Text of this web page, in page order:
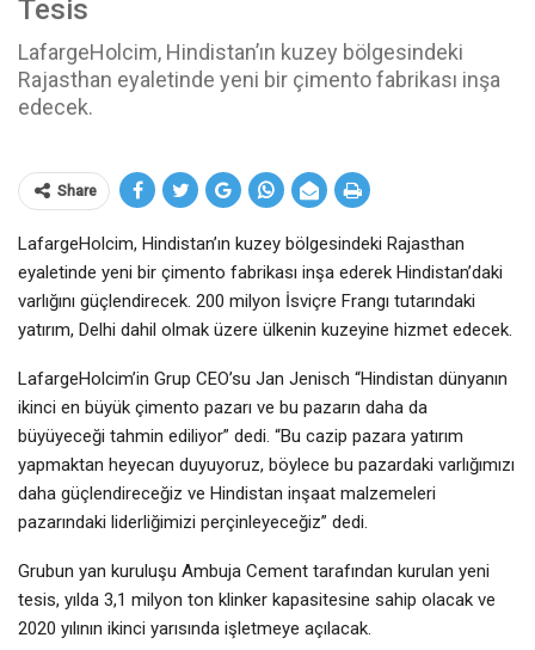
Tesis
LafargeHolcim, Hindistan’ın kuzey bölgesindeki
Rajasthan eyaletinde yeni bir çimento fabrikası inşa
edecek.
Share
LafargeHolcim, Hindistan’ın kuzey bölgesindeki Rajasthan
eyaletinde yeni bir çimento fabrikası inşa ederek Hindistan’daki
varlığını güçlendirecek. 200 milyon İsviçre Frangı tutarındaki
yatırım, Delhi dahil olmak üzere ülkenin kuzeyine hizmet edecek.
LafargeHolcim’in Grup CEO’su Jan Jenisch “Hindistan dünyanın
ikinci en büyük çimento pazarı ve bu pazarın daha da
büyüyeceği tahmin ediliyor” dedi. “Bu cazip pazara yatırım
yapmaktan heyecan duyuyoruz, böylece bu pazardaki varlığımızı
daha güçlendireceğiz ve Hindistan inşaat malzemeleri
pazarındaki liderliğimizi perçinleyeceğiz” dedi.
Grubun yan kuruluşu Ambuja Cement tarafından kurulan yeni
tesis, yılda 3,1 milyon ton klinker kapasitesine sahip olacak ve
2020 yılının ikinci yarısında işletmeye açılacak.